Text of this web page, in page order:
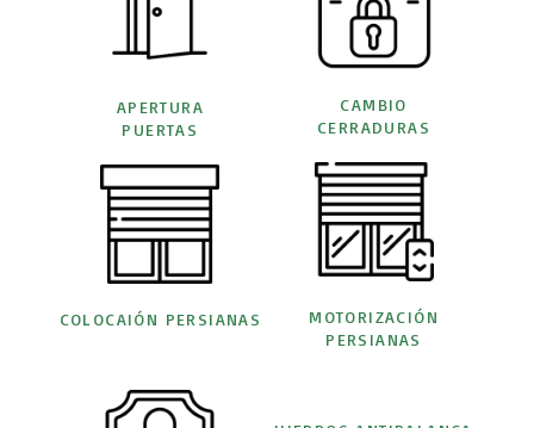
APERTURA
PUERTAS
COLOCAIÓN PERSIANAS
CAMBIO
CERRADURAS
MOTORIZACIÓN
PERSIANAS